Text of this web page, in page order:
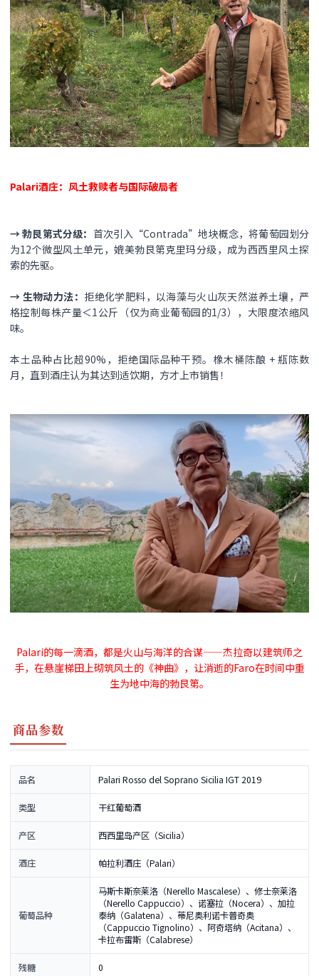
Palari酒庄：风土救赎者与国际破局者
→ ​勃艮第式分级​： 首次引入“Contrada”地块概念，将葡萄园划分
为12个微型风土单元，媲美勃艮第克里玛分级，成为西西里风土探
索的先驱。
→ ​生物动力法​： 拒绝化学肥料，以海藻与火山灰天然滋养土壤，严
格控制每株产量​＜1公斤​（仅为商业葡萄园的1/3），大限度浓缩风
味。
本土品种占比超90%，拒绝国际品种干预。橡木桶陈酿​ + 瓶陈数
月，直到酒庄认为其达到适饮期，方才上市销售！
Palari的每一滴酒，都是火山与海洋的合谋——杰拉奇以建筑师之
手，在悬崖梯田上砌筑风土的《神曲》，让消逝的Faro在时间中重
生为地中海的勃艮第。
商品参数
品名 Palari Rosso del Soprano Sicilia IGT 2019
类型 干红葡萄酒
产区 西西里岛产区（Sicilia）
酒庄 帕拉利酒庄（Palari）
葡萄品种
马斯卡斯奈莱洛（Nerello Mascalese）、修士奈莱洛
（Nerello Cappuccio）、诺塞拉（Nocera）、加拉
泰纳（Galatena）、蒂尼奥利诺卡普奇奥
（Cappuccio Tignolino）、阿奇塔纳（Acitana）、
卡拉布雷斯（Calabrese）
残糖 0